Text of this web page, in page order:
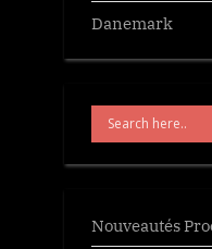
Danemark
Nouveautés